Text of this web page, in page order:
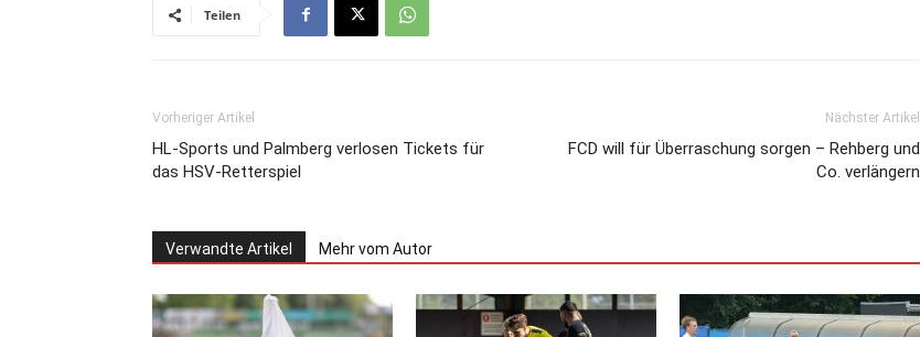
Teilen
Vorheriger Artikel
HL-Sports und Palmberg verlosen Tickets für
das HSV-Retterspiel
Nächster Artikel
FCD will für Überraschung sorgen – Rehberg und
Co. verlängern
Verwandte Artikel Mehr vom Autor